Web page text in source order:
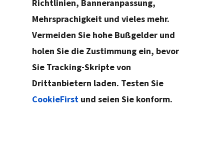
Richtlinien, Banneranpassung,
Mehrsprachigkeit und vieles mehr.
Vermeiden Sie hohe Bußgelder und
holen Sie die Zustimmung ein, bevor
Sie Tracking-Skripte von
Drittanbietern laden. Testen Sie
CookieFirst und seien Sie konform.